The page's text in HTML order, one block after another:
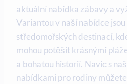
⁣aktuální nabídka‌ zábavy a
Variantou v naší nabídce
středomořských destinací,
mohou ‌potěšit krásnými
a bohatou ⁢historií. Navíc⁢ s
nabídkami pro rodiny